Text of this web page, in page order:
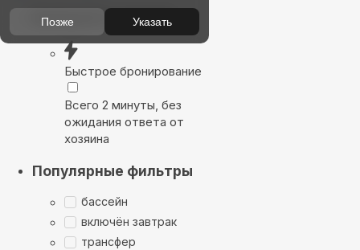
Выбирайте лучшее
Быстрое бронирование
Всего 2 минуты, без
ожидания ответа от
хозяина
Популярные фильтры
бассейн
включён завтрак
трансфер
Позже Указать